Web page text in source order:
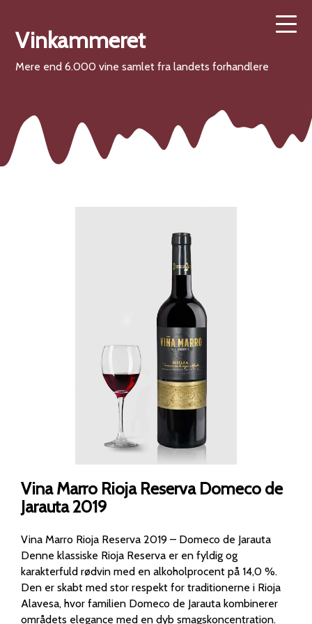
Vinkammeret
Mere end 6.000 vine samlet fra landets forhandlere
Vina Marro Rioja Reserva Domeco de
Jarauta 2019
Vina Marro Rioja Reserva 2019 – Domeco de Jarauta
Denne klassiske Rioja Reserva er en fyldig og
karakterfuld rødvin med en alkoholprocent på 14,0 %.
Den er skabt med stor respekt for traditionerne i Rioja
Alavesa, hvor familien Domeco de Jarauta kombinerer
områdets elegance med en dyb smagskoncentration.